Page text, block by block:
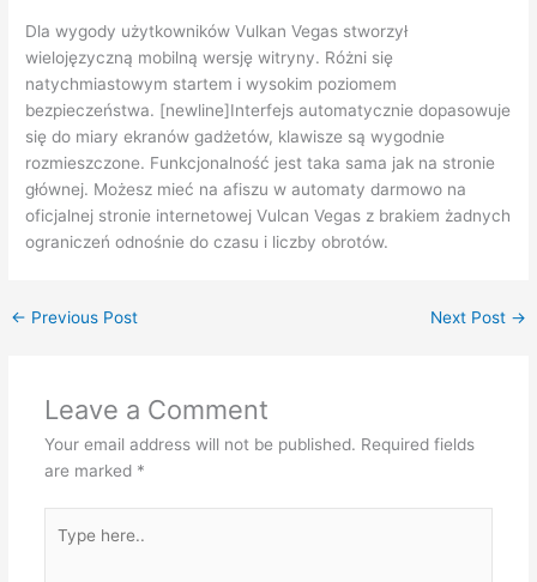
Dla wygody użytkowników Vulkan Vegas stworzył
wielojęzyczną mobilną wersję witryny. Różni się
natychmiastowym startem i wysokim poziomem
bezpieczeństwa. [newline]Interfejs automatycznie dopasowuje
się do miary ekranów gadżetów, klawisze są wygodnie
rozmieszczone. Funkcjonalność jest taka sama jak na stronie
głównej. Możesz mieć na afiszu w automaty darmowo na
oficjalnej stronie internetowej Vulcan Vegas z brakiem żadnych
ograniczeń odnośnie do czasu i liczby obrotów.
← Previous Post Next Post →
Leave a Comment
Your email address will not be published. Required fields
are marked *
here..